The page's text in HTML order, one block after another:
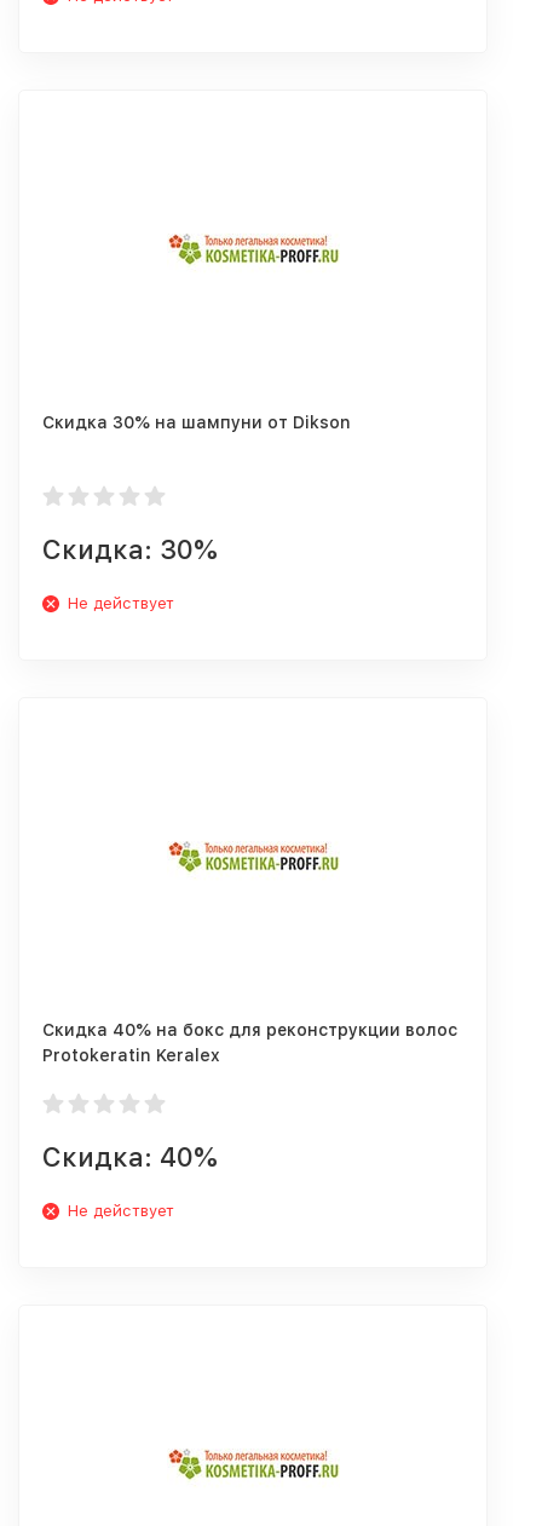
Скидка 30% на шампуни от Dikson
Скидка: 30%
Не действует
Скидка 40% на бокс для реконструкции волос
Protokeratin Keralex
Скидка: 40%
Не действует